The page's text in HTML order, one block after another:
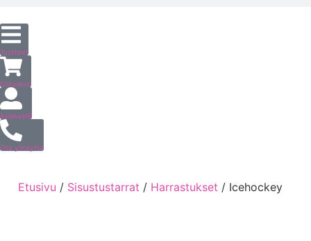
Tuotteet
Ostoskori
Asiakastili
Ota yhteyttä
Etusivu / Sisustustarrat / Harrastukset / Icehockey